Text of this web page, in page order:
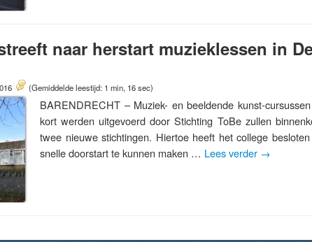
naar herstart muzieklessen in
(Gemiddelde leestijd: 1 min, 16 sec)
BARENDRECHT – Muziek- en beeldende kunst-
kort werden uitgevoerd door Stichting ToBe zullen
twee nieuwe stichtingen. Hiertoe heeft het college
snelle doorstart te kunnen maken … Lees verder →